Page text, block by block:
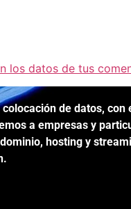
los datos de tus
de datos, con
a empresas y
hosting y